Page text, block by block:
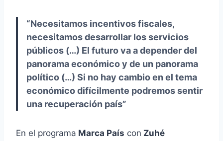
“Necesitamos incentivos fiscales,
necesitamos desarrollar los servicios
públicos (…) El futuro va a depender del
panorama económico y de un panorama
político (…) Si no hay cambio en el tema
económico difícilmente podremos sentir
una recuperación país”
En el programa Marca País con Zuhé